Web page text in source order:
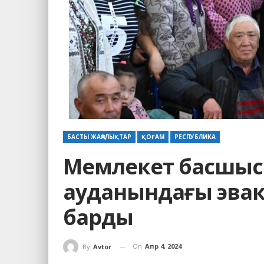
БАСТЫ ЖАҢАЛЫҚТАР ҚОҒАМ РЕСПУБЛИКА
Мемлекет
ауданындағы
барды
By Avtor On Апр 4, 2024